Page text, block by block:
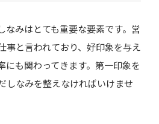
要な本数
なみはとても重要な要素です。営
事と言われており、好印象を与え
にも関わってきます。第一印象を
しなみを整えなければいけませ